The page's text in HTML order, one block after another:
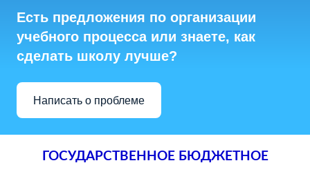
Есть предложения по организации
учебного процесса или знаете, как
сделать школу лучше?
Написать о проблеме
ГОСУДАРСТВЕННОЕ БЮДЖЕТНОЕ